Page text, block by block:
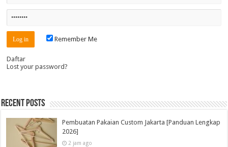
Remember Me
Daftar
Lost your password?
Recent Posts
Pembuatan Pakaian Custom Jakarta [Panduan Lengkap
2026]
2 jam ago